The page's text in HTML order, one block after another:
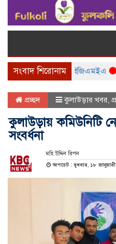
সংবাদ শিরোনাম
করবে বিটিএমএ ও বিজিএমইএ
প্রচ্ছদ কুলাউড়ার খবর,
কুলাউড়ায় কমিউনিটি
সংবর্ধনা
মহি উদ্দিন রিপন
আপডেট : বুধবার, ১৮